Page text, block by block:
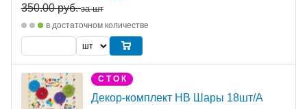
350.00руб. за шт
в достаточном количестве
С Т О К
Декор-комплект HB Шары 18шт/А